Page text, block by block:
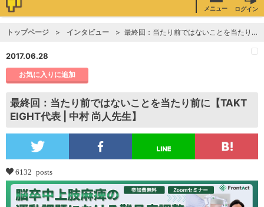
メニュー ログイン
トップページ インタビュー 最終回：当たり前ではないことを当たり前に【TAKT EIGHT代表 | 中村 尚人先生】
2017.06.28
お気に入りに追加
最終回：当たり前ではないことを当たり前に【TAKT
EIGHT代表 | 中村 尚人先生】
6132 posts